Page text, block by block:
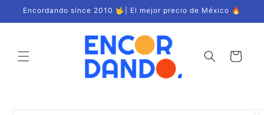
directamente
al contenido
Encordando since 2010 🤟| El mejor precio de México 🔥
Carrito
directamente